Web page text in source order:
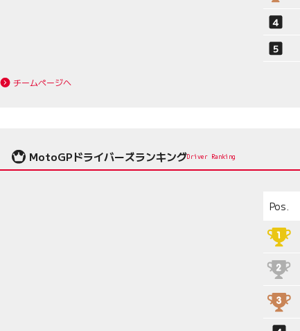
チームページへ
MotoGPドライバーズランキングDriver Ranking
Pos.